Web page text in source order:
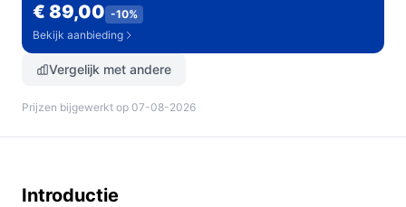
€ 89,00 -10%
Bekijk aanbieding
Vergelijk met andere
Prijzen bijgewerkt op 07-08-2026
Introductie